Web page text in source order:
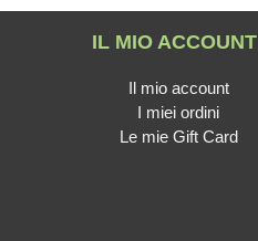
IL MIO ACCOUNT
Il mio account
I miei ordini
Le mie Gift Card